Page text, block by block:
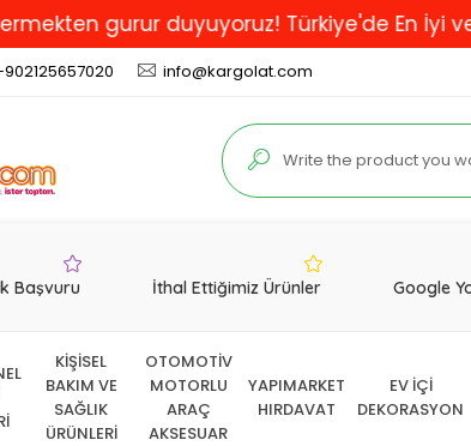
duyuyoruz! Türkiye'de En İyi ve
info@kargolat.com
Başvuru İthal Ettiğimiz Ürünler Google
KİŞİSEL
BAKIM VE
SAĞLIK
ÜRÜNLERİ
OTOMOTİV
MOTORLU
ARAÇ
AKSESUAR
YAPIMARKET
HIRDAVAT
EV İÇİ
DEKORASYON